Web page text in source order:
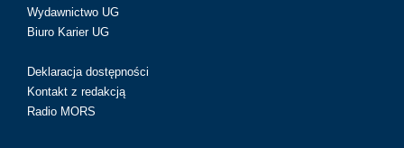
Wydawnictwo UG
Biuro Karier UG
Deklaracja dostępności
Kontakt z redakcją
Radio MORS